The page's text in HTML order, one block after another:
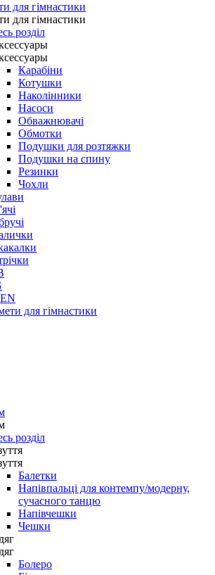
для гімнастики
для гімнастики
розділ
Карабіни
Котушки
Наколінники
Насоси
Обважнювачі
Обмотки
Подушки для розтяжки
Подушки на спину
Резинки
Чохли
EN
розділ
Балетки
Напівпальці для контемпу/модерну,
сучасного танцю
Напівчешки
Чешки
Болеро